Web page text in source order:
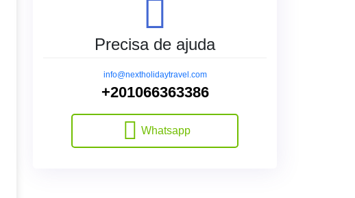
Precisa de ajuda
info@nextholidaytravel.com
+201066363386
Whatsapp